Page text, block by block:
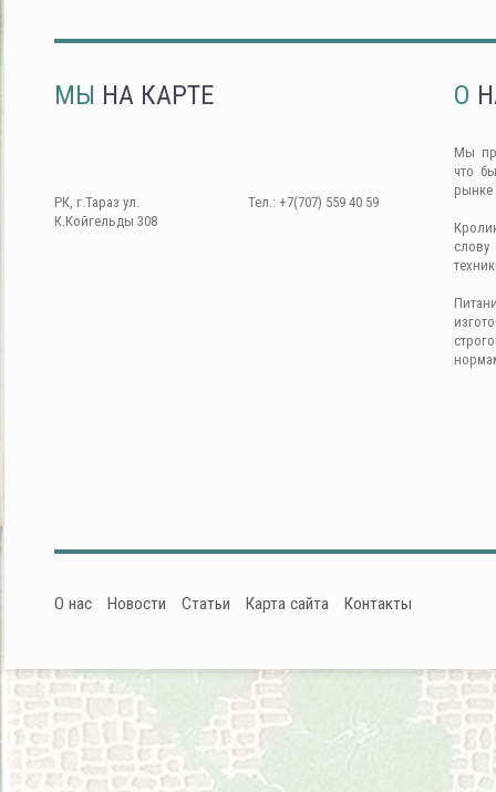
МЫ НА КАРТЕ
РК, г.Тараз ул.
К.Койгельды 308
Тел.: +7(707) 559 40 59
О
Мы
что
рынке
О нас Новости Статьи Карта сайта Контакты